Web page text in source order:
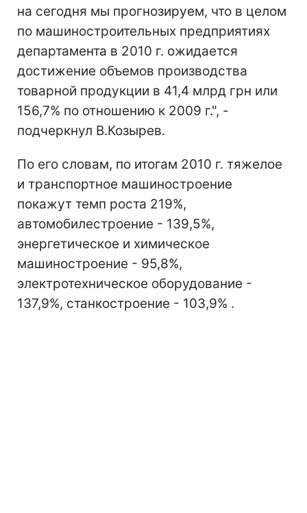
на сегодня мы прогнозируем, что в целом
по машиностроительных предприятиях
департамента в 2010 г. ожидается
достижение объемов производства
товарной продукции в 41,4 млрд грн или
156,7% по отношению к 2009 г.", -
подчеркнул В.Козырев.
По его словам, по итогам 2010 г. тяжелое
и транспортное машиностроение
покажут темп роста 219%,
автомобилестроение - 139,5%,
энергетическое и химическое
машиностроение - 95,8%,
электротехническое оборудование -
137,9%, станкостроение - 103,9% .